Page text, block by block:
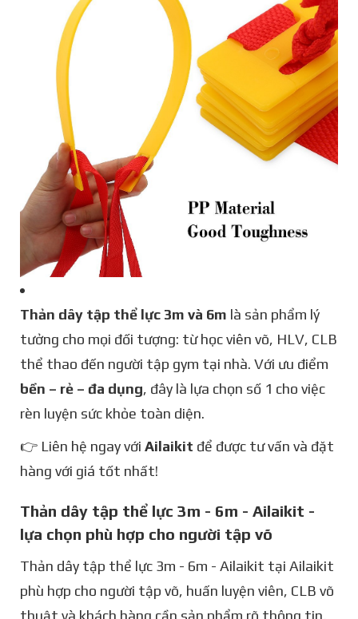
Thản dây tập thể lực 3m và 6m là sản phẩm lý
tưởng cho mọi đối tượng: từ học viên võ, HLV, CLB
thể thao đến người tập gym tại nhà. Với ưu điểm
bền – rẻ – đa dụng, đây là lựa chọn số 1 cho việc
rèn luyện sức khỏe toàn diện.
👉 Liên hệ ngay với Ailaikit để được tư vấn và đặt
hàng với giá tốt nhất!
Thản dây tập thể lực 3m - 6m - Ailaikit -
lựa chọn phù hợp cho người tập võ
Thản dây tập thể lực 3m - 6m - Ailaikit tại Ailaikit
phù hợp cho người tập võ, huấn luyện viên, CLB võ
thuật và khách hàng cần sản phẩm rõ thông tin,